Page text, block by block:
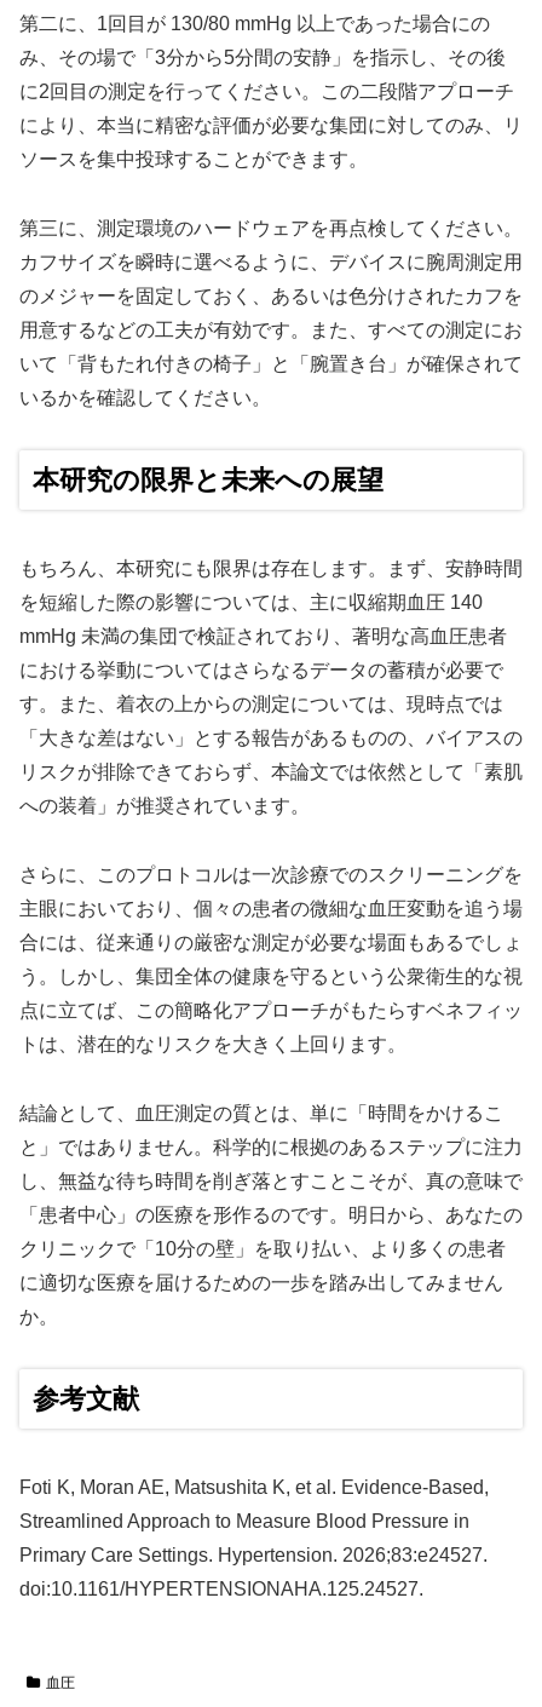
第二に、1回目が 130/80 mmHg 以上であった場合にの
み、その場で「3分から5分間の安静」を指示し、その後
に2回目の測定を行ってください。この二段階アプローチ
により、本当に精密な評価が必要な集団に対してのみ、リ
ソースを集中投球することができます。
第三に、測定環境のハードウェアを再点検してください。
カフサイズを瞬時に選べるように、デバイスに腕周測定用
のメジャーを固定しておく、あるいは色分けされたカフを
用意するなどの工夫が有効です。また、すべての測定にお
いて「背もたれ付きの椅子」と「腕置き台」が確保されて
いるかを確認してください。
本研究の限界と未来への展望
もちろん、本研究にも限界は存在します。まず、安静時間
を短縮した際の影響については、主に収縮期血圧 140
mmHg 未満の集団で検証されており、著明な高血圧患者
における挙動についてはさらなるデータの蓄積が必要で
す。また、着衣の上からの測定については、現時点では
「大きな差はない」とする報告があるものの、バイアスの
リスクが排除できておらず、本論文では依然として「素肌
への装着」が推奨されています。
さらに、このプロトコルは一次診療でのスクリーニングを
主眼においており、個々の患者の微細な血圧変動を追う場
合には、従来通りの厳密な測定が必要な場面もあるでしょ
う。しかし、集団全体の健康を守るという公衆衛生的な視
点に立てば、この簡略化アプローチがもたらすベネフィッ
トは、潜在的なリスクを大きく上回ります。
結論として、血圧測定の質とは、単に「時間をかけるこ
と」ではありません。科学的に根拠のあるステップに注力
し、無益な待ち時間を削ぎ落とすことこそが、真の意味で
「患者中心」の医療を形作るのです。明日から、あなたの
クリニックで「10分の壁」を取り払い、より多くの患者
に適切な医療を届けるための一歩を踏み出してみません
か。
参考文献
Foti K, Moran AE, Matsushita K, et al. Evidence-Based,
Streamlined Approach to Measure Blood Pressure in
Primary Care Settings. Hypertension. 2026;83:e24527.
doi:10.1161/HYPERTENSIONAHA.125.24527.
血圧